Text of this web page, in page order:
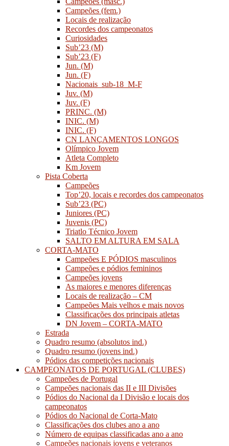
Campeões (fem.)
Locais de realização
Recordes dos campeonatos
Curiosidades
Sub’23 (M)
Sub’23 (F)
Jun. (M)
Jun. (F)
Nacionais_sub-18_M-F
Juv. (M)
Juv. (F)
PRINC. (M)
INIC. (M)
INIC. (F)
CN LANÇAMENTOS LONGOS
Olímpico Jovem
Atleta Completo
Km Jovem
Pista Coberta
Campeões
Top’20, locais e recordes dos campeonatos
Sub’23 (PC)
Juniores (PC)
Juvenis (PC)
Triatlo Técnico Jovem
SALTO EM ALTURA EM SALA
CORTA-MATO
Campeões E PÓDIOS masculinos
Campeões e pódios femininos
Campeões jovens
As maiores e menores diferenças
Locais de realização – CM
Campeões Mais velhos e mais novos
Classificações dos principais atletas
DN Jovem – CORTA-MATO
Estrada
Quadro resumo (absolutos ind.)
Quadro resumo (jovens ind.)
Pódios das competições nacionais
CAMPEONATOS DE PORTUGAL (CLUBES)
Campeões de Portugal
Campeões nacionais das II e III Divisões
Pódios do Nacional da I Divisão e locais dos
campeonatos
Pódios do Nacional de Corta-Mato
Classificações dos clubes ano a ano
Número de equipas classificadas ano a ano
Campeões nacionais jovens e veteranos